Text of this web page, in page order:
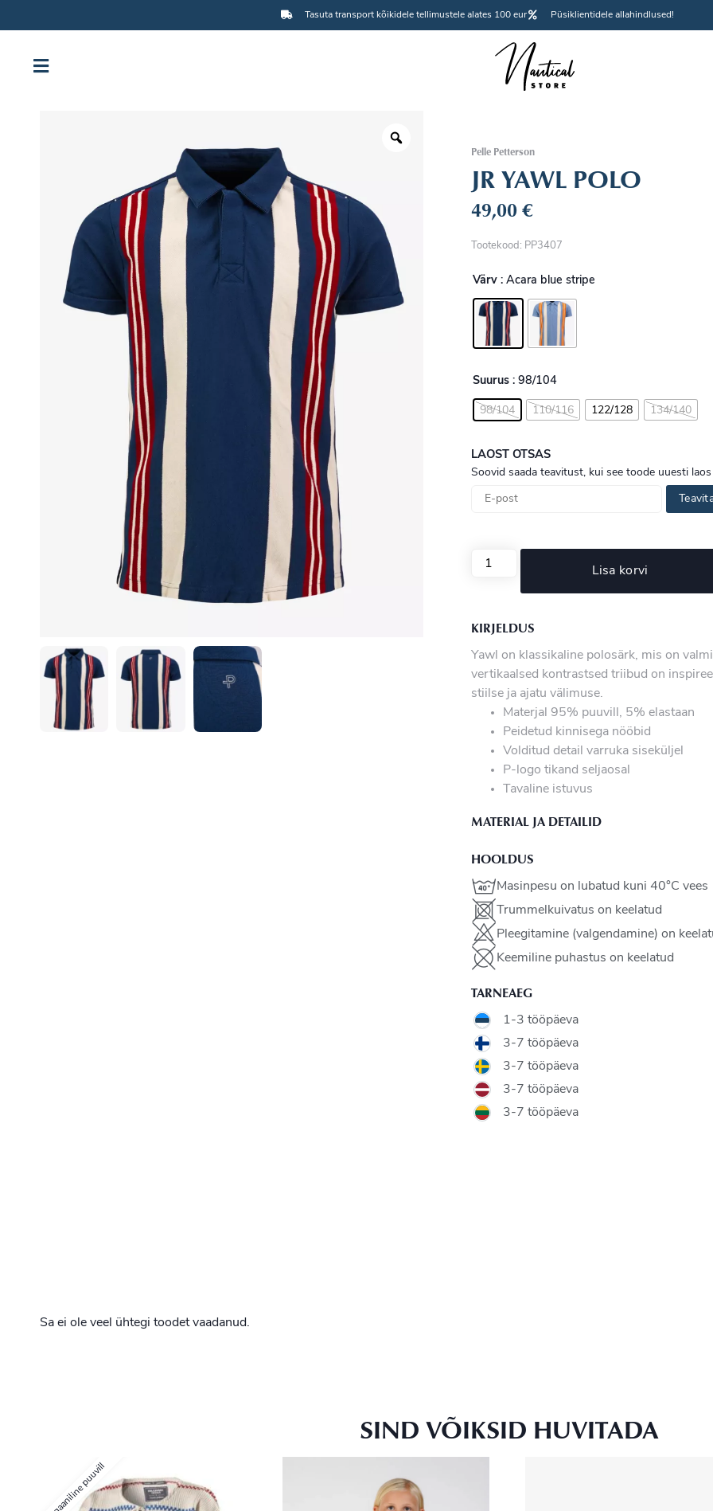
Tasuta transport kõikidele tellimustele alates 100 eur Püsiklientidele allahindlused!
Pelle Petterson
JR YAWL POLO
49,00€
Tootekood: PP3407
Värv : Acara blue stripe
Suurus : 98/104
98/104 110/116 122/128 134/140
LAOST OTSAS
Soovid saada teavitust, kui see toode uuesti laos
Lisa korvi
KIRJELDUS
Yawl on klassikaline polosärk, mis on
vertikaalsed kontrastsed triibud on
stiilse ja ajatu välimuse.
Materjal 95% puuvill, 5% elastaan
Peidetud kinnisega nööbid
Volditud detail varruka siseküljel
P-logo tikand seljaosal
Tavaline istuvus
MATERIAL JA DETAILID
HOOLDUS
Masinpesu on lubatud kuni 40°C vees
Trummelkuivatus on keelatud
Pleegitamine (valgendamine) on
Keemiline puhastus on keelatud
TARNEAEG
1-3 tööpäeva
3-7 tööpäeva
3-7 tööpäeva
3-7 tööpäeva
3-7 tööpäeva
Sa ei ole veel ühtegi toodet vaadanud.
SIND VÕIKSID HUVITADA
Orgaaniline puuvill